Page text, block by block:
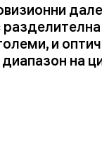
и
на